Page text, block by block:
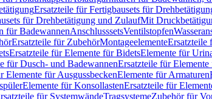
Ersatzteile für Fertigbausets für
für Drehbetätigung und ZulaufMit
für BadewannenAnschlusssetsVentilstopfen
Ersatzteile für ZubehörMontageelementeErsatzteile
Ersatzteile für Elemente für BidetsElemente für
für Dusch- und BadewannenErsatzteile für
Elemente für AusgussbeckenElemente für Armaturen
Elemente für KonsollastenErsatzteile für
für SystemwändeTragsystemeZubehör für